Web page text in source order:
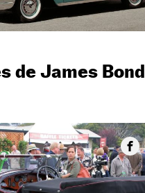
de James Bond